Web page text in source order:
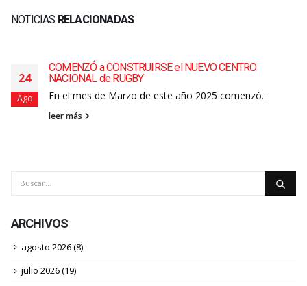
NOTICIAS RELACIONADAS
24
Ago
COMENZÓ a CONSTRUIRSE el NUEVO CENTRO
NACIONAL de RUGBY
En el mes de Marzo de este año 2025 comenzó...
leer más
ARCHIVOS
agosto 2026(8)
julio 2026(19)